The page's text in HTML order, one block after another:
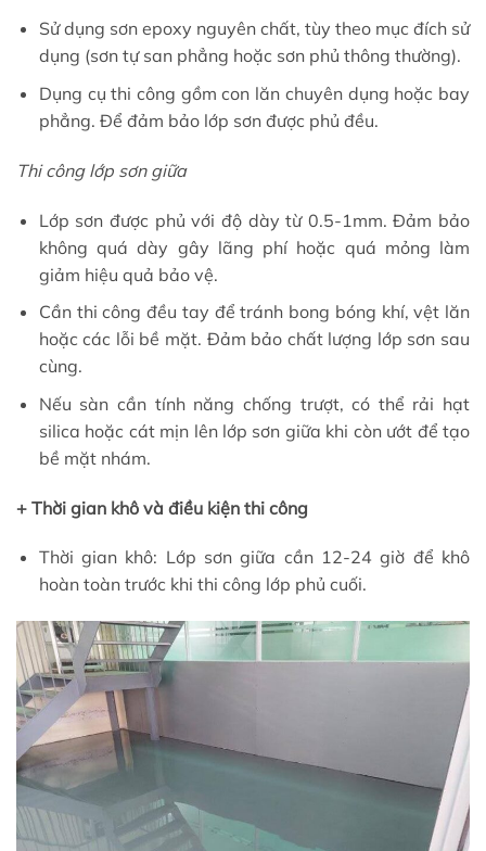
Sử dụng sơn epoxy nguyên chất, tùy theo mục đích sử
dụng (sơn tự san phẳng hoặc sơn phủ thông thường).
Dụng cụ thi công gồm con lăn chuyên dụng hoặc bay
phẳng. Để đảm bảo lớp sơn được phủ đều.
Thi công lớp sơn giữa
Lớp sơn được phủ với độ dày từ 0.5-1mm. Đảm bảo
không quá dày gây lãng phí hoặc quá mỏng làm
giảm hiệu quả bảo vệ.
Cần thi công đều tay để tránh bong bóng khí, vệt lăn
hoặc các lỗi bề mặt. Đảm bảo chất lượng lớp sơn sau
cùng.
Nếu sàn cần tính năng chống trượt, có thể rải hạt
silica hoặc cát mịn lên lớp sơn giữa khi còn ướt để tạo
bề mặt nhám.
+ Thời gian khô và điều kiện thi công
Thời gian khô: Lớp sơn giữa cần 12-24 giờ để khô
hoàn toàn trước khi thi công lớp phủ cuối.